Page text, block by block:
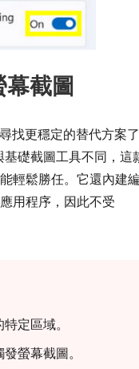
截圖
找更穩定的替代方案
基礎截圖工具不同，這
輕鬆勝任。它還內建
用程序，因此不受
定區域。
螢幕截圖。